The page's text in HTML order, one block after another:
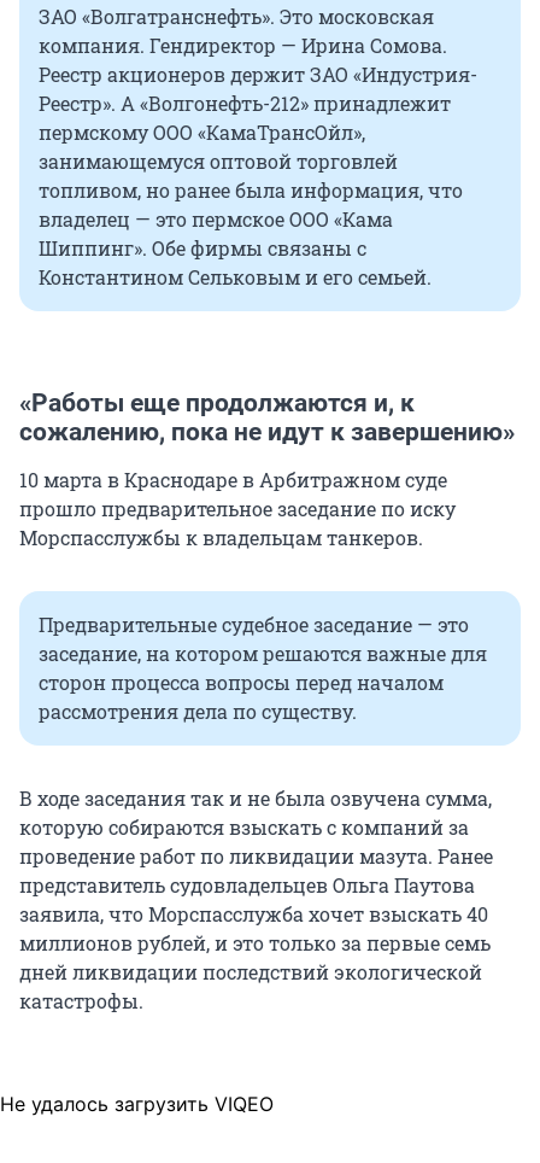
ЗАО «Волгатранснефть». Это московская
компания. Гендиректор — Ирина Сомова.
Реестр акционеров держит ЗАО «Индустрия-
Реестр». А «Волгонефть-212» принадлежит
пермскому ООО «КамаТрансОйл»,
занимающемуся оптовой торговлей
топливом, но ранее была информация, что
владелец — это пермское ООО «Кама
Шиппинг». Обе фирмы связаны с
Константином Сельковым и его семьей.
«Работы еще продолжаются и, к
сожалению, пока не идут к завершению»
10 марта в Краснодаре в Арбитражном суде
прошло предварительное заседание по иску
Морспасслужбы к владельцам танкеров.
Предварительные судебное заседание — это
заседание, на котором решаются важные для
сторон процесса вопросы перед началом
рассмотрения дела по существу.
В ходе заседания так и не была озвучена сумма,
которую собираются взыскать с компаний за
проведение работ по ликвидации мазута. Ранее
представитель судовладельцев Ольга Паутова
заявила, что Морспасслужба хочет взыскать 40
миллионов рублей, и это только за первые семь
дней ликвидации последствий экологической
катастрофы.
Не удалось загрузить VIQEO